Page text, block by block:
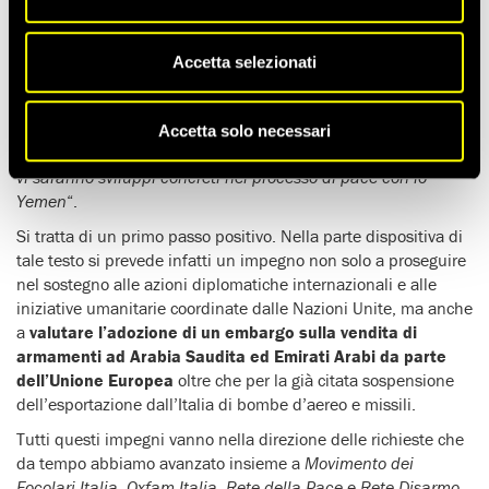
Accetta selezionati
Accetta solo necessari
mozione presentata dalla maggioranza di Governo sul
. Nel testo approvato si impegna l’esecutivo
bombe d’aereo e missili che possono essere utilizzati per
colpire la popolazione civile e loro componentistica verso
vi saranno sviluppi concreti nel processo di pace con lo
Yemen“.
Si tratta di un primo passo positivo. Nella parte dispositiva di
tale testo si prevede infatti un impegno non solo a proseguire
nel sostegno alle azioni diplomatiche internazionali e alle
iniziative umanitarie coordinate dalle Nazioni Unite, ma anche
a valutare l’adozione di un embargo sulla vendita di
armamenti ad Arabia Saudita ed Emirati Arabi da parte
dell’Unione Europea oltre che per la già citata sospensione
dell’esportazione dall’Italia di bombe d’aereo e missili.
Tutti questi impegni vanno nella direzione delle richieste che
da tempo abbiamo avanzato insieme a Movimento dei